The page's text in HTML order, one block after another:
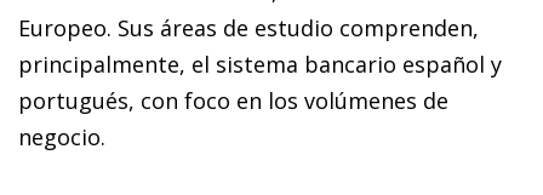
Europeo. Sus áreas de estudio comprenden,
principalmente, el sistema bancario español y
portugués, con foco en los volúmenes de
negocio.